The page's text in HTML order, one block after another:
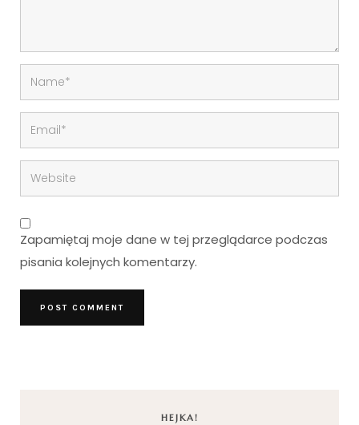
Zapamiętaj moje dane w tej przeglądarce podczas
pisania kolejnych komentarzy.
HEJKA!